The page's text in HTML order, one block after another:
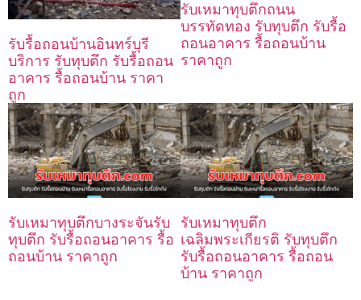
รับรื้อถอนบ้านอินทร์บุรี
บริการ รับทุบตึก รับรื้อถอน
อาคาร รื้อถอนบ้าน ราคา
ถูก
รับเหมาทุบตึกถนน
บรรทัดทอง รับทุบตึก รับรื้อ
ถอนอาคาร รื้อถอนบ้าน
ราคาถูก
รับเหมาทุบตึกบางระจันรับ
ทุบตึก รับรื้อถอนอาคาร รื้อ
ถอนบ้าน ราคาถูก
รับเหมาทุบตึก
เฉลิมพระเกียรติ รับทุบตึก
รับรื้อถอนอาคาร รื้อถอน
บ้าน ราคาถูก